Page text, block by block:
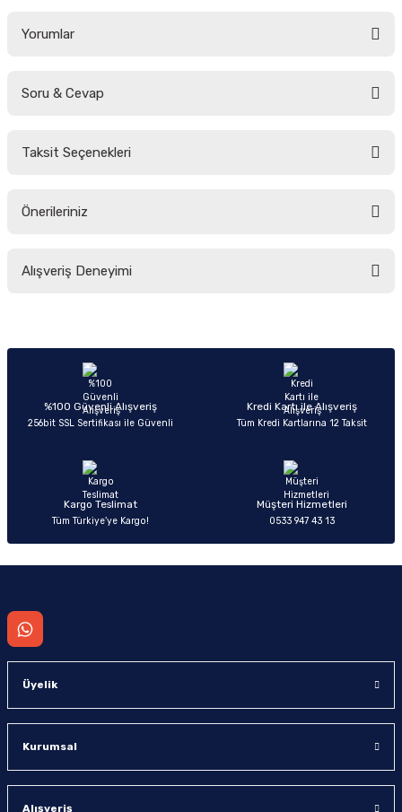
Yorumlar
Soru & Cevap
Taksit Seçenekleri
Önerileriniz
yetersiz gördüğünüz noktaları öneri formunu kullanarak tarafımıza
Ürün açıklamasında eksik bilgiler bulunuyor.
Ürün bilgilerinde hatalar bulunuyor.
Ürün fiyatı diğer sitelerden daha pahalı.
Alışveriş Deneyimi
Sitemize ilk yorumu siz yapın!
%100 Güvenli Alışveriş
256bit SSL Sertifikası ile Güvenli
Kredi Kartı ile Alışveriş
Tüm Kredi Kartlarına 12 Taksit
Kargo Teslimat
Tüm Türkiye’ye Kargo!
Müşteri Hizmetleri
0533 947 43 13
Üyelik
Kurumsal
Alışveriş